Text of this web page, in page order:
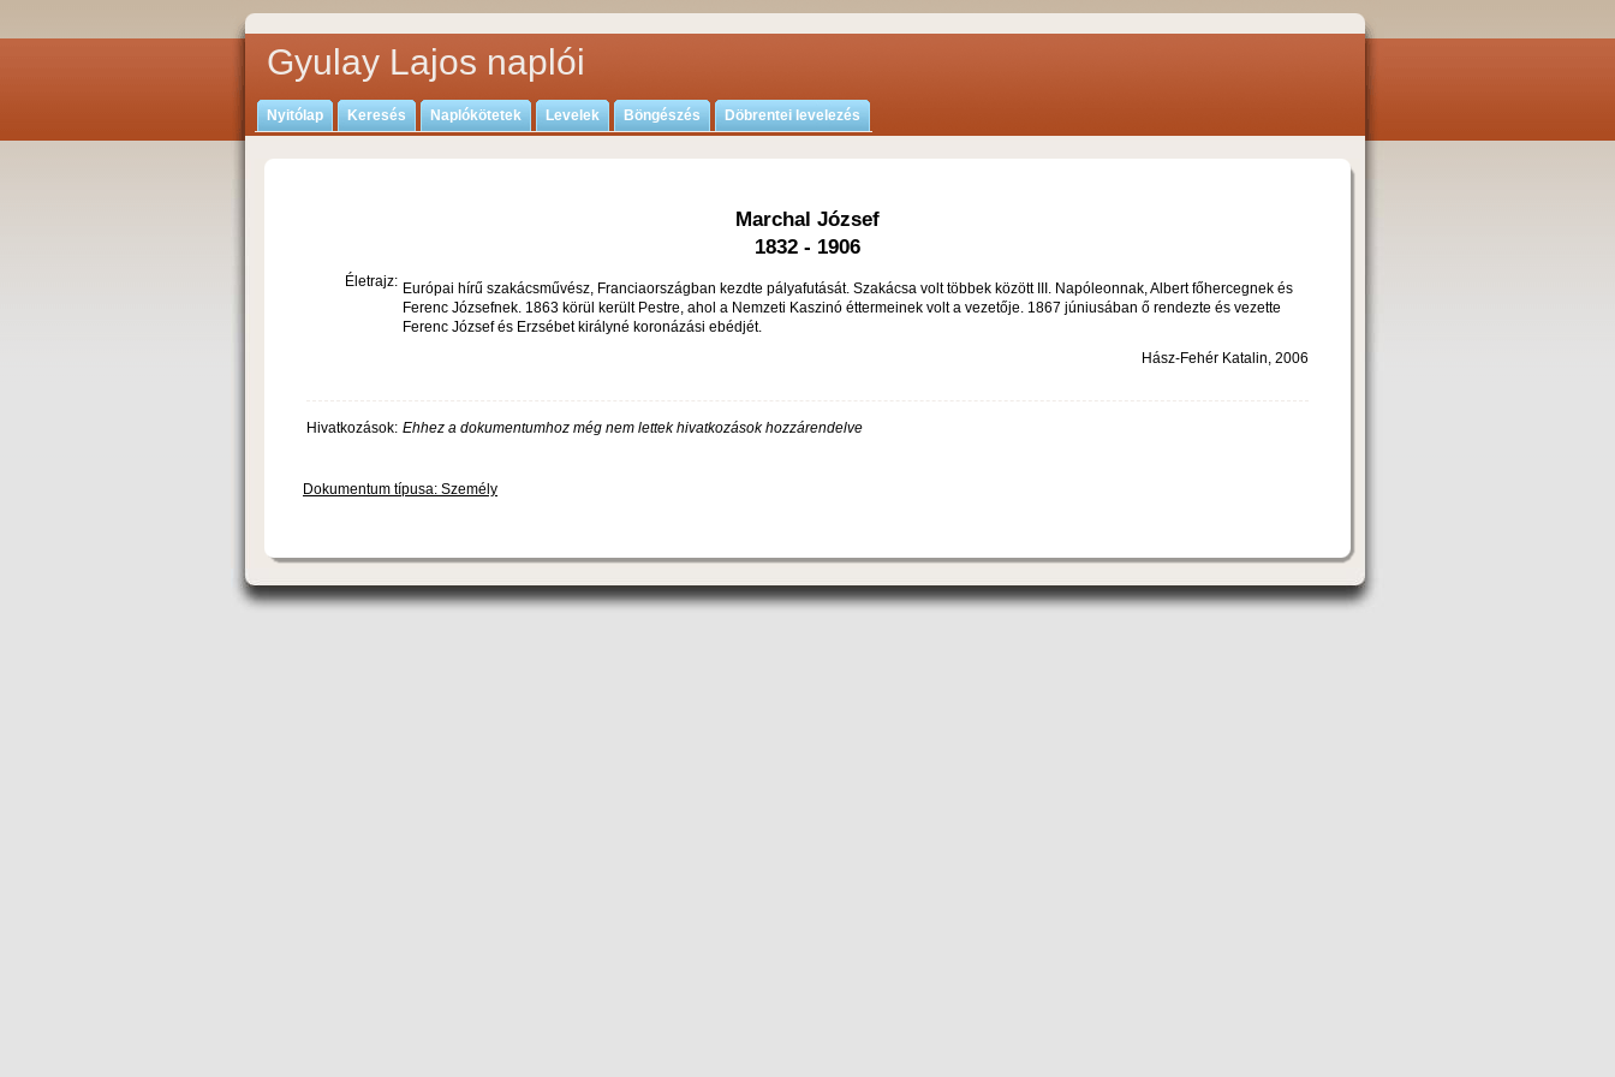
Gyulay Lajos naplói
Nyitólap Keresés Naplókötetek Levelek Böngészés Döbrentei levelezés
Marchal József
1832 - 1906
Életrajz: Európai hírű szakácsművész, Franciaországban kezdte pályafutását. Szakácsa volt többek között III. Napóleonnak, Albert főhercegnek és
Ferenc Józsefnek. 1863 körül került Pestre, ahol a Nemzeti Kaszinó éttermeinek volt a vezetője. 1867 júniusában ő rendezte és vezette
Ferenc József és Erzsébet királyné koronázási ebédjét.
Hász-Fehér Katalin, 2006
Hivatkozások: Ehhez a dokumentumhoz még nem lettek hivatkozások hozzárendelve
Dokumentum típusa: Személy